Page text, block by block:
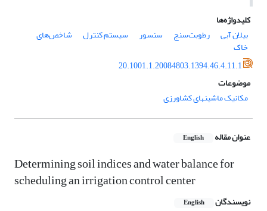
کلیدواژه‌ها
بیلان آبی
رطوبت‌سنج سنسور سیستم کنترل شاخص‌های
خاک
20.1001.1.20084803.1394.46.4.11.1
موضوعات
مکانیک ماشینهای کشاورزی
عنوان مقاله English
Determining soil indices and water balance for
scheduling an irrigation control center
نویسندگان English